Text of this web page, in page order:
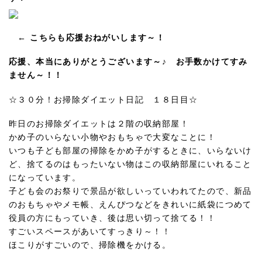
← こちらも応援おねがいします～！
応援、本当にありがとうございます～♪ お手数かけてすみ
ません～！！
☆３０分！お掃除ダイエット日記 １８日目☆
昨日のお掃除ダイエットは２階の収納部屋！
かめ子のいらない小物やおもちゃで大変なことに！
いつも子ども部屋の掃除をかめ子がするときに、いらないけ
ど、捨てるのはもったいない物はこの収納部屋にいれること
になっています。
子ども会のお祭りで景品が欲しいっていわれてたので、新品
のおもちゃやメモ帳、えんぴつなどをきれいに紙袋につめて
役員の方にもっていき、後は思い切って捨てる！！
すごいスペースがあいてすっきり～！！
ほこりがすごいので、掃除機をかける。